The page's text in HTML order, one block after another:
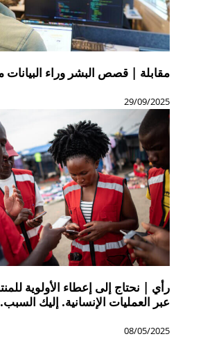
مقابلة | قصص البشر وراء البيانات من
29/09/2025
رأي | نحتاج إلى إعطاء الأولوية
عبر العمليات الإنسانية. إليك السبب.
08/05/2025